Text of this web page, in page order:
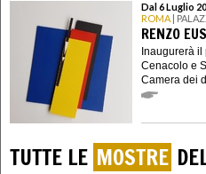
Dal 6 Luglio
ROMA |
RENZO
Inaugurerà
Cenacolo e
Camera dei
TUTTE LE MOSTRE